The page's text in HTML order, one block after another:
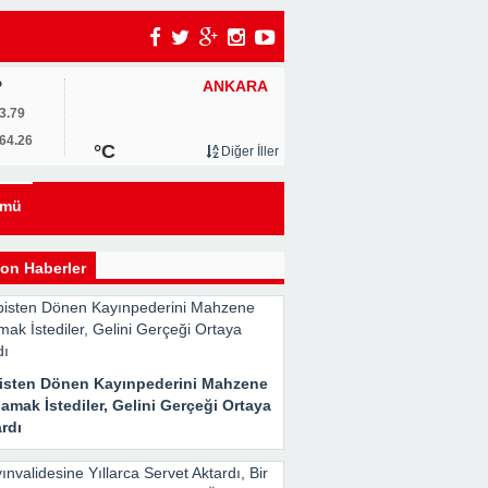
ANKARA
°C Diğer İller
Haberler
Dönen Kayınpederini Mahzene
İstediler, Gelini Gerçeği Ortaya